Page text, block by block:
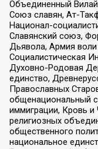
Объединенный
Союз славян, Ат-
Национал-
Славянский союз,
Дьявола, Армия
Социалистическая
Духовно-Родовая
единство,
Православных
общенациональный
иммиграции, Кровь и
религиозных
общественного
национальное